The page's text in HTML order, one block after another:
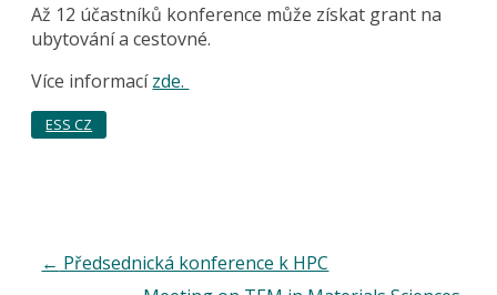
Až 12 účastníků konference může získat grant na
ubytování a cestovné.
Více informacízde.
ESS CZ
← Předsednická konference k HPC